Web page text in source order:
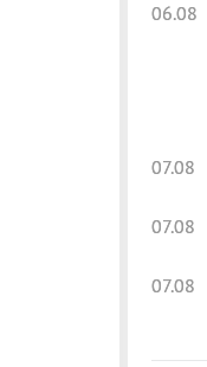
06.08
07.08
07.08
07.08